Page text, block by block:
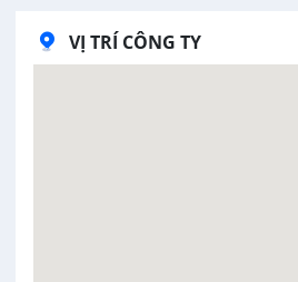
VỊ TRÍ CÔNG TY